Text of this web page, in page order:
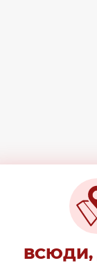
ВСЮДИ,